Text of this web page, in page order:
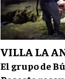
VILLA LA
El grupo de